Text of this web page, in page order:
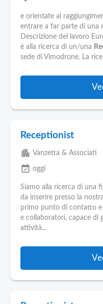
e orientate al
entrare a far parte di una
Descrizione del lavoro
è alla ricerca di un/una
sede di Vimodrone. La
Receptionist
apartment Vanzetta & Associati
event_available oggi
Siamo alla ricerca di una
da inserire presso la nostra
primo punto di contatto e
e collaboratori, capace di
attività...